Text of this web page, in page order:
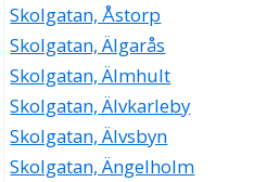
Skolgatan, Åstorp
Skolgatan, Älgarås
Skolgatan, Älmhult
Skolgatan, Älvkarleby
Skolgatan, Älvsbyn
Skolgatan, Ängelholm